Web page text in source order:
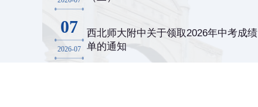
07
2026-07
西北师大附中关于领取2026年中考成绩
单的通知